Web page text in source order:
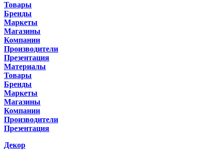
Товары
Бренды
Маркеты
Магазины
Компании
Производители
Презентация
Материалы
Товары
Бренды
Маркеты
Магазины
Компании
Производители
Презентация
Декор